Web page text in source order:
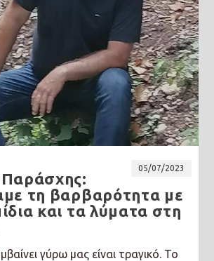
05/07/2023
τη βαρβαρότητα με
και τα λύματα στη
γύρω μας είναι τραγικό. Το